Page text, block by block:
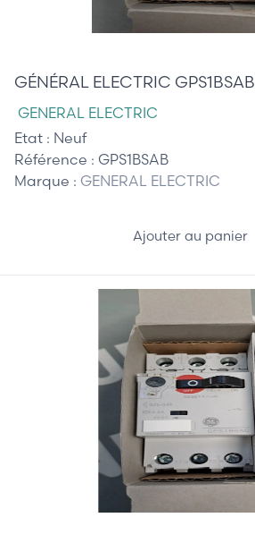
GÉNÉRAL ELECTRIC GPS1BSAB
GENERAL ELECTRIC
Etat : Neuf
Référence : GPS1BSAB
Marque : GENERAL ELECTRIC
Ajouter au panier